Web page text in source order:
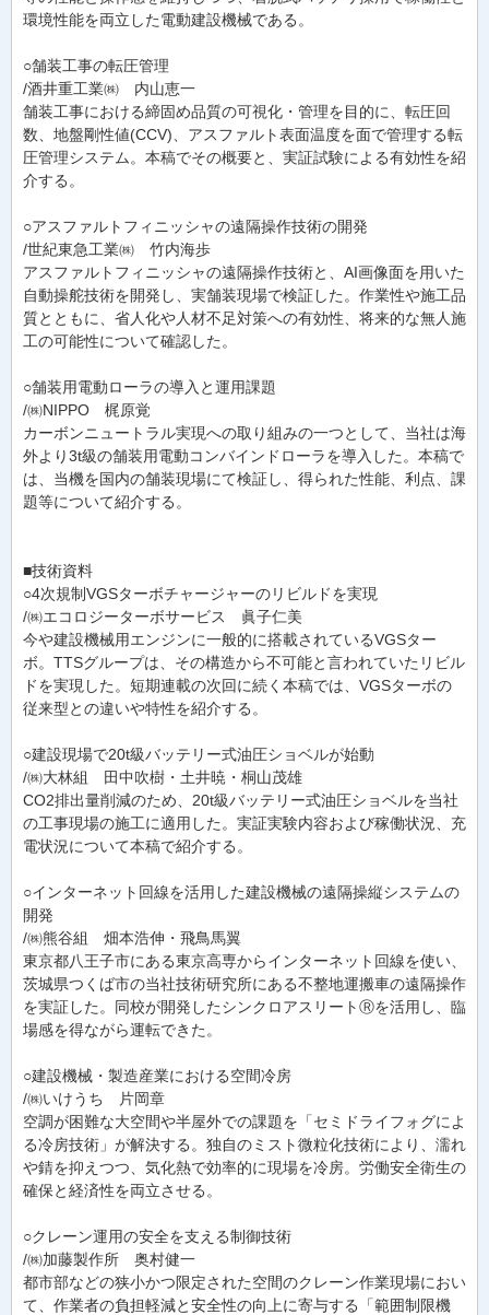
環境性能を両立した電動建設機械である。
○舗装工事の転圧管理
/酒井重工業㈱ 内山恵一
舗装工事における締固め品質の可視化・管理を目的に、転圧回
数、地盤剛性値(CCV)、アスファルト表面温度を面で管理する転
圧管理システム。本稿でその概要と、実証試験による有効性を紹
介する。
○アスファルトフィニッシャの遠隔操作技術の開発
/世紀東急工業㈱ 竹内海歩
アスファルトフィニッシャの遠隔操作技術と、AI画像面を用いた
自動操舵技術を開発し、実舗装現場で検証した。作業性や施工品
質とともに、省人化や人材不足対策への有効性、将来的な無人施
工の可能性について確認した。
○舗装用電動ローラの導入と運用課題
/㈱NIPPO 梶原覚
カーボンニュートラル実現への取り組みの一つとして、当社は海
外より3t級の舗装用電動コンバインドローラを導入した。本稿で
は、当機を国内の舗装現場にて検証し、得られた性能、利点、課
題等について紹介する。
■技術資料
○4次規制VGSターボチャージャーのリビルドを実現
/㈱エコロジーターボサービス 眞子仁美
今や建設機械用エンジンに一般的に搭載されているVGSター
ボ。TTSグループは、その構造から不可能と言われていたリビル
ドを実現した。短期連載の次回に続く本稿では、VGSターボの
従来型との違いや特性を紹介する。
○建設現場で20t級バッテリー式油圧ショベルが始動
/㈱大林組 田中吹樹・土井暁・桐山茂雄
CO2排出量削減のため、20t級バッテリー式油圧ショベルを当社
の工事現場の施工に適用した。実証実験内容および稼働状況、充
電状況について本稿で紹介する。
○インターネット回線を活用した建設機械の遠隔操縦システムの
開発
/㈱熊谷組 畑本浩伸・飛鳥馬翼
東京都八王子市にある東京高専からインターネット回線を使い、
茨城県つくば市の当社技術研究所にある不整地運搬車の遠隔操作
を実証した。同校が開発したシンクロアスリートⓇを活用し、臨
場感を得ながら運転できた。
○建設機械・製造産業における空間冷房
/㈱いけうち 片岡章
空調が困難な大空間や半屋外での課題を「セミドライフォグによ
る冷房技術」が解決する。独自のミスト微粒化技術により、濡れ
や錆を抑えつつ、気化熱で効率的に現場を冷房。労働安全衛生の
確保と経済性を両立させる。
○クレーン運用の安全を支える制御技術
/㈱加藤製作所 奥村健一
都市部などの狭小かつ限定された空間のクレーン作業現場におい
て、作業者の負担軽減と安全性の向上に寄与する「範囲制限機